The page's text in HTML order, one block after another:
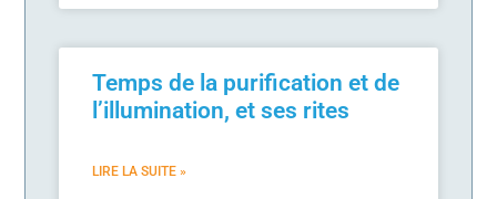
Temps de la purification et de
l’illumination, et ses rites
LIRE LA SUITE »